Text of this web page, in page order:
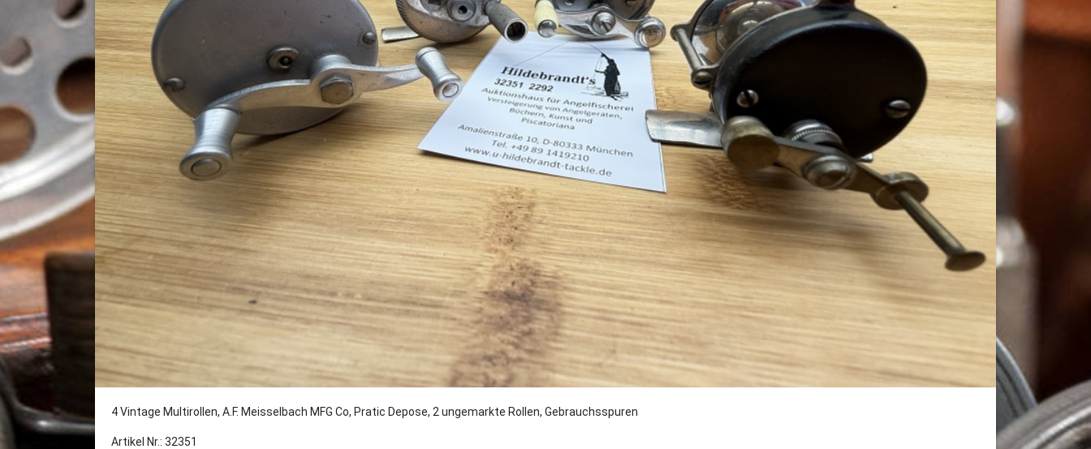
4 Vintage Multirollen, A.F. Meisselbach MFG Co, Pratic Depose, 2 ungemarkte Rollen, Gebrauchsspuren
Artikel Nr.: 32351